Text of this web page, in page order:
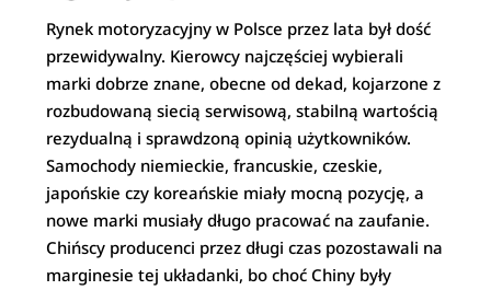
Rynek motoryzacyjny w Polsce przez lata był dość
przewidywalny. Kierowcy najczęściej wybierali
marki dobrze znane, obecne od dekad, kojarzone z
rozbudowaną siecią serwisową, stabilną wartością
rezydualną i sprawdzoną opinią użytkowników.
Samochody niemieckie, francuskie, czeskie,
japońskie czy koreańskie miały mocną pozycję, a
nowe marki musiały długo pracować na zaufanie.
Chińscy producenci przez długi czas pozostawali na
marginesie tej układanki, bo choć Chiny były